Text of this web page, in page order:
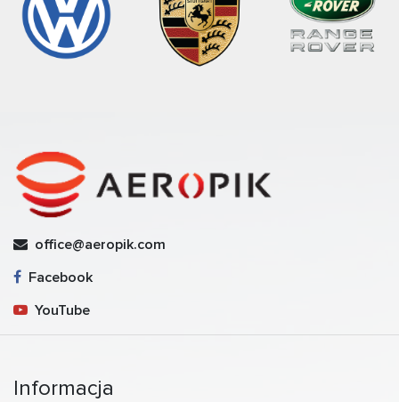
office@aeropik.com
Facebook
YouTube
Informacja